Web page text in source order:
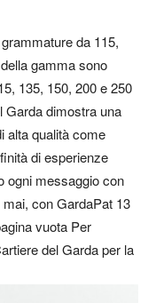
da 115,
gamma sono
135, 150, 200 e 250
Garda dimostra una
alta qualità come
di esperienze
ogni messaggio con
con GardaPat 13
vuota Per
del Garda per la